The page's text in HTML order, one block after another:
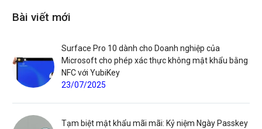
Bài viết mới
Surface Pro 10 dành cho Doanh nghiệp của
Microsoft cho phép xác thực không mật khẩu bằng
NFC với YubiKey
23/07/2025
Tạm biệt mật khẩu mãi mãi: Kỷ niệm Ngày Passkey